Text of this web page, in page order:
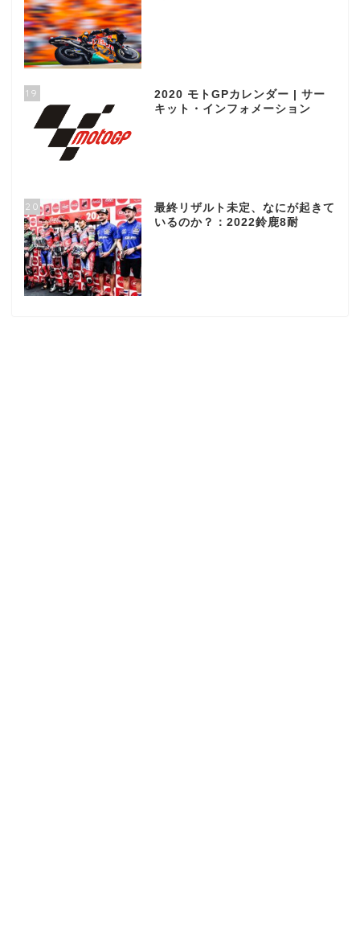
19
2020 モトGPカレンダー | サー
キット・インフォメーション
20
最終リザルト未定、なにが起きて
いるのか？：2022鈴鹿8耐